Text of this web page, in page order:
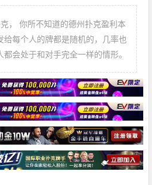
， 你所不知道的德州扑克盈利本
给每个人的牌都是随机的，几率也
会处于和对手完全一样的情形。